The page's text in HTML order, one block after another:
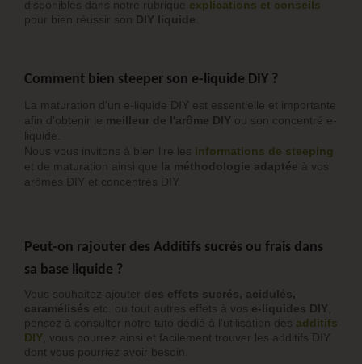
disponibles dans notre rubrique explications et conseils
pour bien réussir son DIY liquide
Comment bien steeper son e-liquide DIY ?
La maturation d'un e-liquide DIY est essentielle et importante
afin d'obtenir le meilleur de l'arôme DIY ou son concentré e-
liquide.
Nous vous invitons à bien lire les informations de steeping
et de maturation ainsi que la méthodologie adaptée à vos
arômes DIY et concentrés DIY.
Peut-on rajouter des Additifs sucrés ou frais dans
sa base liquide ?
Vous souhaitez ajouter des effets sucrés, acidulés,
caramélisés etc. ou tout autres effets à vos e-liquides DIY
pensez à consulter notre tuto dédié à l’utilisation des additifs
DIY , vous pourrez ainsi et facilement trouver les additifs DIY
dont vous pourriez avoir besoin.